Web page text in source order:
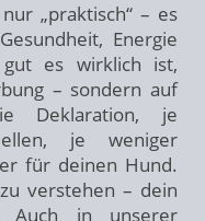
„praktisch“ – es
Energie
es wirklich ist,
– sondern auf
Deklaration, je
je weniger
für deinen Hund.
verstehen – dein
in unserer